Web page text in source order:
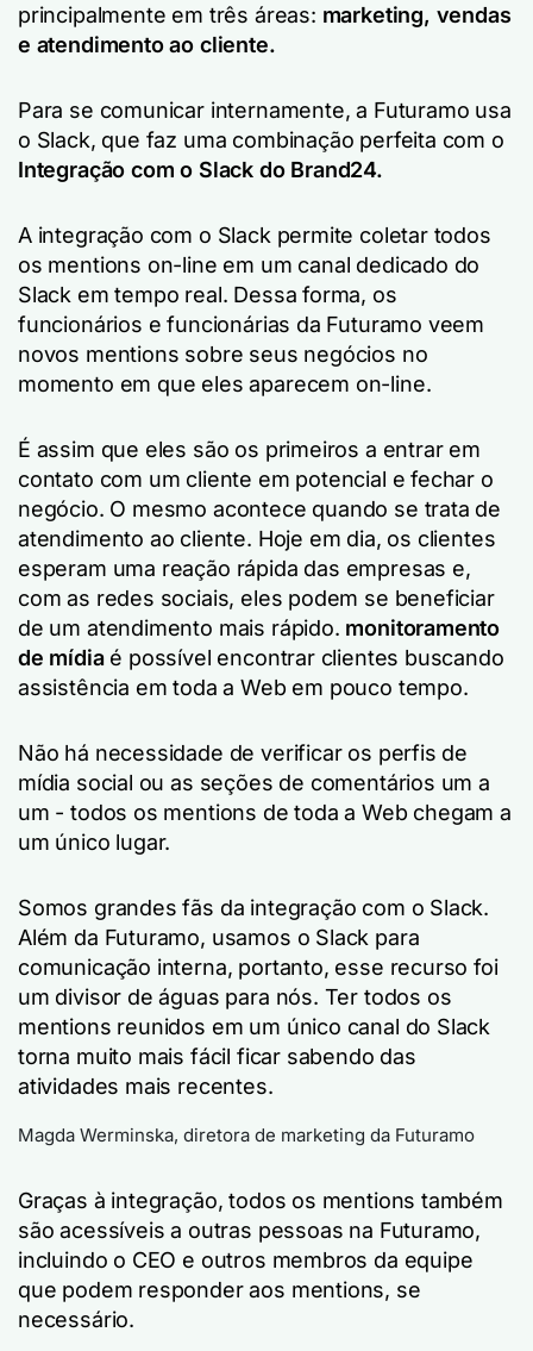
principalmente em três áreas: marketing, vendas
e atendimento ao cliente.
Para se comunicar internamente, a Futuramo usa
o Slack, que faz uma combinação perfeita com o
Integração com o Slack do Brand24.
A integração com o Slack permite coletar todos
os mentions on-line em um canal dedicado do
Slack em tempo real. Dessa forma, os
funcionários e funcionárias da Futuramo veem
novos mentions sobre seus negócios no
momento em que eles aparecem on-line.
É assim que eles são os primeiros a entrar em
contato com um cliente em potencial e fechar o
negócio. O mesmo acontece quando se trata de
atendimento ao cliente. Hoje em dia, os clientes
esperam uma reação rápida das empresas e,
com as redes sociais, eles podem se beneficiar
de um atendimento mais rápido. monitoramento
de mídiaé possível encontrar clientes buscando
assistência em toda a Web em pouco tempo.
Não há necessidade de verificar os perfis de
mídia social ou as seções de comentários um a
um - todos os mentions de toda a Web chegam a
um único lugar.
Somos grandes fãs da integração com o Slack.
Além da Futuramo, usamos o Slack para
comunicação interna, portanto, esse recurso foi
um divisor de águas para nós. Ter todos os
mentions reunidos em um único canal do Slack
torna muito mais fácil ficar sabendo das
atividades mais recentes.
Magda Werminska, diretora de marketing da Futuramo
Graças à integração, todos os mentions também
são acessíveis a outras pessoas na Futuramo,
incluindo o CEO e outros membros da equipe
que podem responder aos mentions, se
necessário.